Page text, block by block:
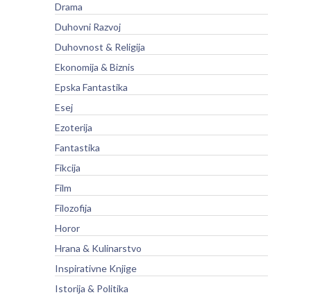
Drama
Duhovni Razvoj
Duhovnost & Religija
Ekonomija & Biznis
Epska Fantastika
Esej
Ezoterija
Fantastika
Fikcija
Film
Filozofija
Horor
Hrana & Kulinarstvo
Inspirativne Knjige
Istorija & Politika